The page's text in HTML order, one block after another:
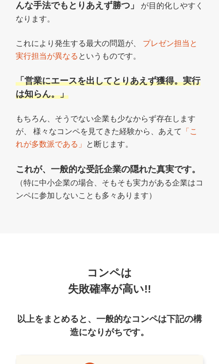
んな手法でもとりあえず勝つ」
が目的化しやすく
なります。
これにより発生する最大の問題が、
プレゼン担当と
実行担当が異なる というものです。
「営業にエースを出してとりあえず獲得。実行
は知らん。」
もちろん、そうでない企業も少なからず存在します
が、
様々なコンペを見てきた経験から、あえて
「こ
れが多数派である」
と断じます。
これが、一般的な受託企業の隠れた真実です。
（特に中小企業の場合、そもそも実力がある企業はコ
ンペに参加しないことも多々あります）
コンペは
失敗確率が高い!!
以上をまとめると、一般的なコンペは下記の構
造になりがちです。